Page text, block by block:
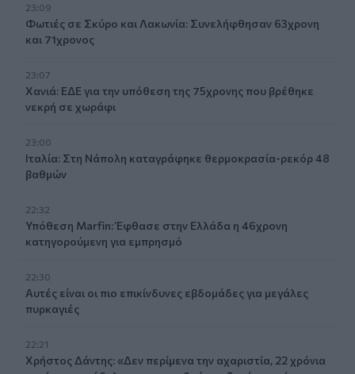
23:09
Φωτιές σε Σκύρο και Λακωνία: Συνελήφθησαν 63χρονη
και 71χρονος
23:07
Χανιά: ΕΔΕ για την υπόθεση της 75χρονης που βρέθηκε
νεκρή σε χωράφι
23:00
Ιταλία: Στη Νάπολη καταγράφηκε θερμοκρασία-ρεκόρ 48
βαθμών
22:32
Υπόθεση Marfin: Έφθασε στην Ελλάδα η 46χρονη
κατηγορούμενη για εμπρησμό
22:30
Αυτές είναι οι πιο επικίνδυνες εβδομάδες για μεγάλες
πυρκαγιές
22:21
Χρήστος Δάντης: «Δεν περίμενα την αχαριστία, 22 χρόνια